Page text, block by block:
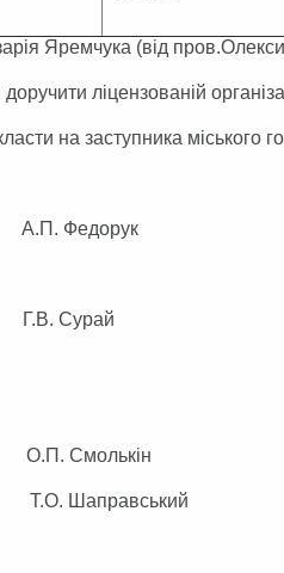
Яремчука (від
ліцензованій
на заступника міського
Сурай
Смолькін
Шаправський